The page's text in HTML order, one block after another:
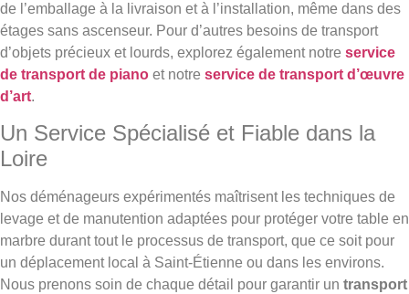
de l’emballage à la livraison et à l’installation, même dans des
étages sans ascenseur. Pour d’autres besoins de transport
d’objets précieux et lourds, explorez également notre service
de transport de piano et notre service de transport d’œuvre
d’art.
Un Service Spécialisé et Fiable dans la
Loire
Nos déménageurs expérimentés maîtrisent les techniques de
levage et de manutention adaptées pour protéger votre table en
marbre durant tout le processus de transport, que ce soit pour
un déplacement local à Saint-Étienne ou dans les environs.
Nous prenons soin de chaque détail pour garantir un transport